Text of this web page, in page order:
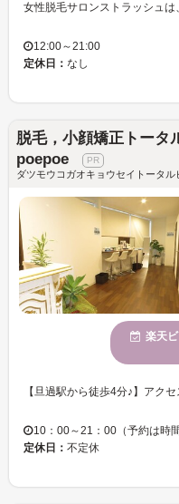
12:00～21:00
定休日： なし
脱毛，小顔矯正トータ
poepoe
ダツモウコガオキョウセイトータ
楽天
10：00～21：00（予約は時
定休日： 不定休